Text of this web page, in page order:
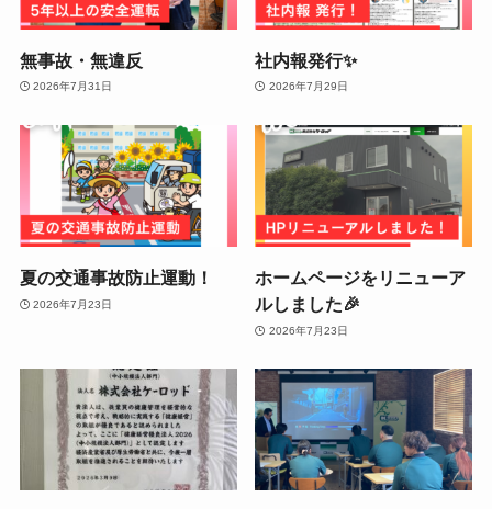
無事故・無違反
2026年7月31日
社内報発行✨
2026年7月29日
夏の交通事故防止運動！
2026年7月23日
ホームページをリニューア
ルしました🎉
2026年7月23日